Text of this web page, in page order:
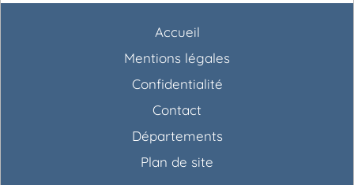
Accueil
Mentions légales
Confidentialité
Contact
Départements
Plan de site